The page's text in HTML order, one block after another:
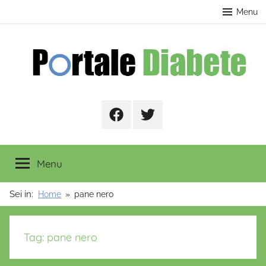
Menu
FacebookTwitter
Menu
Sei in: Home pane nero
Tag: pane nero